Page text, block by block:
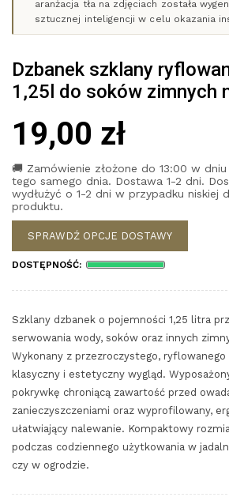
aranżacja tła na zdjęciach została
sztucznej inteligencji w celu okazania
Dzbanek szklany
1,25l do soków zimnych
19,00 zł
🚚 Zamówienie złożone do 13:00 w
tego samego dnia. Dostawa 1-2 dni.
wydłużyć o 1-2 dni w przypadku niskiej
produktu.
SPRAWDŹ OPCJE DOSTAWY
DOSTĘPNOŚĆ:
Szklany dzbanek o pojemności 1,25 litra
serwowania wody, soków oraz innych
Wykonany z przezroczystego, ryflowanego
klasyczny i estetyczny wygląd.
pokrywkę chroniącą zawartość przed
zanieczyszczeniami oraz wyprofilowany,
ułatwiający nalewanie. Kompaktowy
podczas codziennego użytkowania w
czy w ogrodzie.